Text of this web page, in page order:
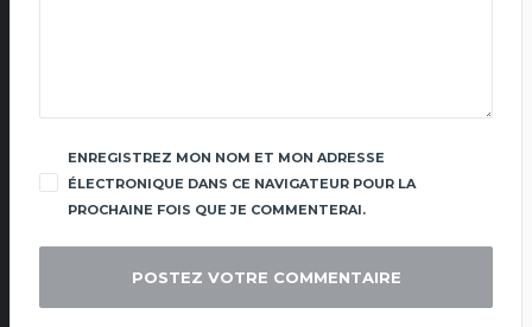
ENREGISTREZ MON NOM ET MON ADRESSE
ÉLECTRONIQUE DANS CE NAVIGATEUR POUR LA
PROCHAINE FOIS QUE JE COMMENTERAI.